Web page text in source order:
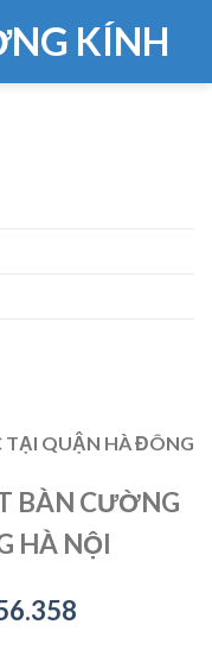
KÍNH
TẠI QUẬN HÀ ĐÔNG
BÀN CƯỜNG
HÀ NỘI